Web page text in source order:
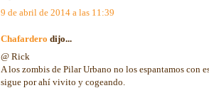
9 de abril de 2014 a las 11:39
Chafardero dijo...
@ Rick
A los zombis de Pilar Urbano no los espantamos con
sigue por ahí vivito y cogeando.